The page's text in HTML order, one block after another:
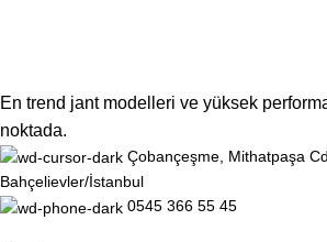
En trend jant modelleri ve yüksek
noktada.
Çobançeşme, Mithatpaşa
Bahçelievler/İstanbul
0545 366 55 45